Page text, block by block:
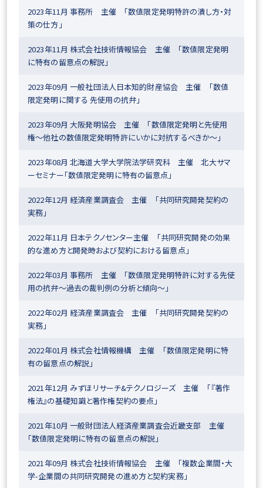
2023年11月 事務所 主催 「数値限定発明特許の潰し方・対
策の仕方」
2023年11月 株式会社技術情報協会 主催 「数値限定発明
に特有の留意点の解説」
2023年09月 一般社団法人日本知的財産協会 主催 「数値
限定発明に関する 先使用の抗弁」
2023年09月 大阪発明協会 主催 「数値限定発明と先使用
権〜他社の数値限定発明特許にいかに対抗するべきか〜」
2023年08月 北海道大学大学院法学研究科 主催 北大サマ
ーセミナー「数値限定発明に特有の留意点」
2022年12月 経済産業調査会 主催 「共同研究開発契約の
実務」
2022年11月 日本テクノセンター主催 「共同研究開発の効果
的な進め方と開発時および契約における留意点」
2022年03月 事務所 主催 「数値限定発明特許に対する先使
用の抗弁～過去の裁判例の分析と傾向～」
2022年02月 経済産業調査会 主催 「共同研究開発契約の
実務」
2022年01月 株式会社情報機構 主催 「数値限定発明に特
有の留意点の解説」
2021年12月 みずほリサーチ&テクノロジーズ 主催 「『著作
権法』の基礎知識と著作権契約の要点」
2021年10月 一般財団法人経済産業調査会近畿支部 主催
「数値限定発明に特有の留意点の解説」
2021年09月 株式会社技術情報協会 主催 「複数企業間・大
学-企業間の共同研究開発の進め方と契約実務」